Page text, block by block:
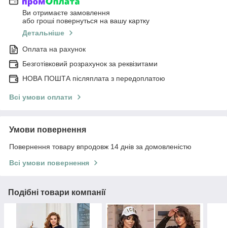
Ви отримаєте замовлення
або гроші повернуться на вашу картку
Детальніше
Оплата на рахунок
Безготівковий розрахунок за реквізитами
НОВА ПОШТА післяплата з передоплатою
Всі умови оплати
Умови повернення
Повернення товару впродовж 14 днів за домовленістю
Всі умови повернення
Подібні товари компанії